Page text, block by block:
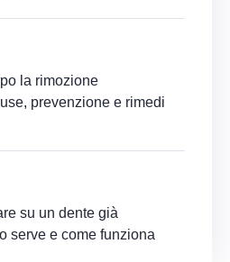
la rimozione
prevenzione e rimedi
su un dente già
serve e come funziona